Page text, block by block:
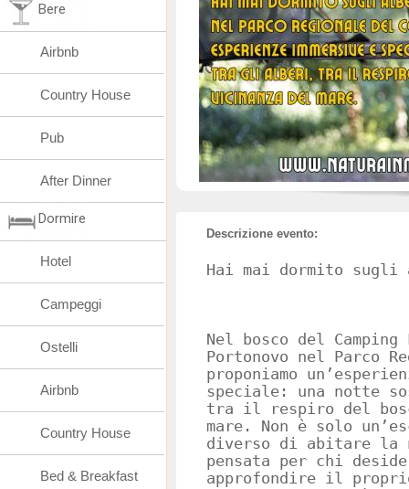
Descrizione evento:
Hai mai dormito sugli
Nel bosco del
Portonovo nel Parco
proponiamo
speciale: una notte
tra il respiro del
mare. Non è solo
diverso di abitare la
pensata per chi
approfondire il
Bere
Airbnb
Country House
Pub
After Dinner
Dormire
Hotel
Campeggi
Ostelli
Airbnb
Country House
Bed & Breakfast